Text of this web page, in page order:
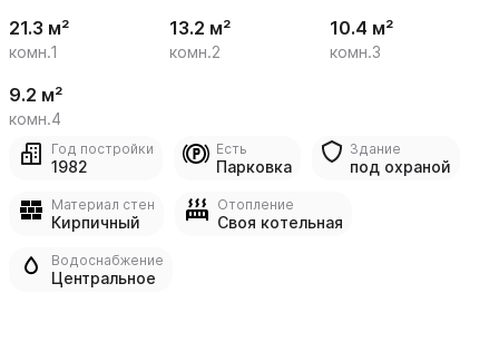
21.3 м²
комн.1
13.2 м²
комн.2
10.4 м²
комн.3
9.2 м²
комн.4
Год постройки
1982
Есть
Парковка
Здание
под охраной
Материал стен
Кирпичный
Отопление
Своя котельная
Водоснабжение
Центральное